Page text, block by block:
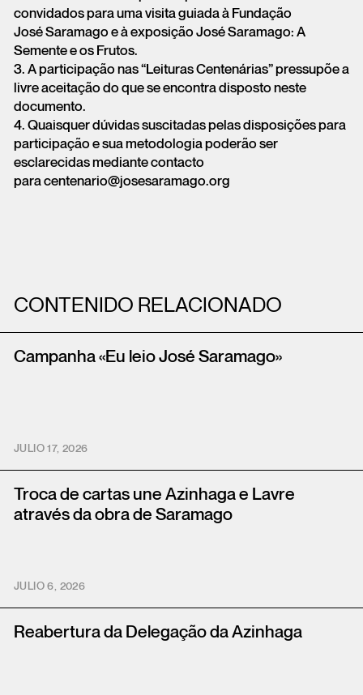
convidados para uma visita guiada à Fundação
José Saramago e à exposição José Saramago: A
Semente e os Frutos.
3. A participação nas “Leituras Centenárias” pressupõe a
livre aceitação do que se encontra disposto neste
documento.
4. Quaisquer dúvidas suscitadas pelas disposições para
participação e sua metodologia poderão ser
esclarecidas mediante contacto
para centenario@josesaramago.org
CONTENIDO RELACIONADO
Campanha «Eu leio José Saramago»
JULIO 17, 2026
Troca de cartas une Azinhaga e Lavre
através da obra de Saramago
JULIO 6, 2026
Reabertura da Delegação da Azinhaga